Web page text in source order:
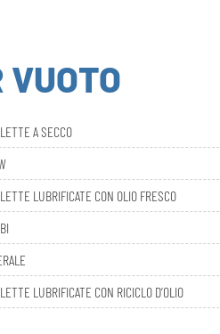
VUOTO
A SECCO
LUBRIFICATE CON OLIO FRESCO
LUBRIFICATE CON RICICLO D’OLIO